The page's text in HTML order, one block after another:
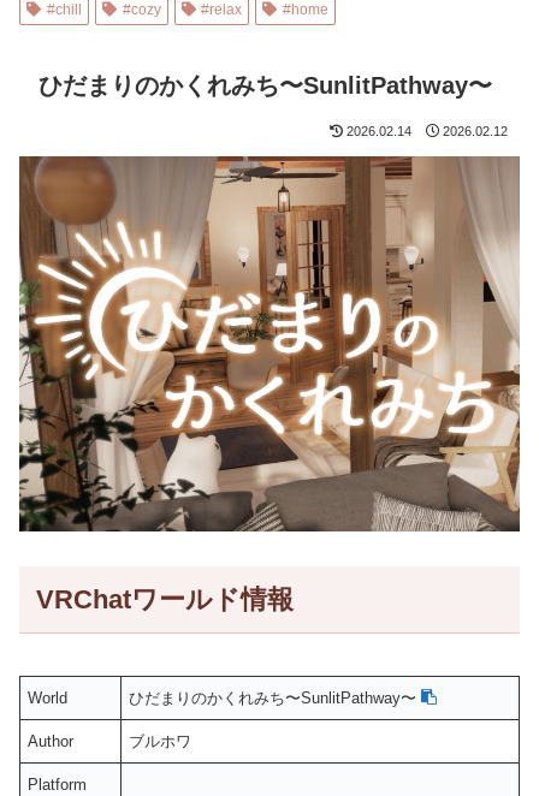
#chill #cozy #relax #home
ひだまりのかくれみち〜SunlitPathway〜
2026.02.14 2026.02.12
VRChatワールド情報
World ひだまりのかくれみち〜SunlitPathway〜
Author ブルホワ
Platform